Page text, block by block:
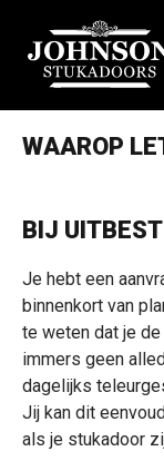
WAAROP
BIJ
Je hebt een
binnenkort van
te weten dat je
immers geen
dagelijks
Jij kan dit
als je stukadoor